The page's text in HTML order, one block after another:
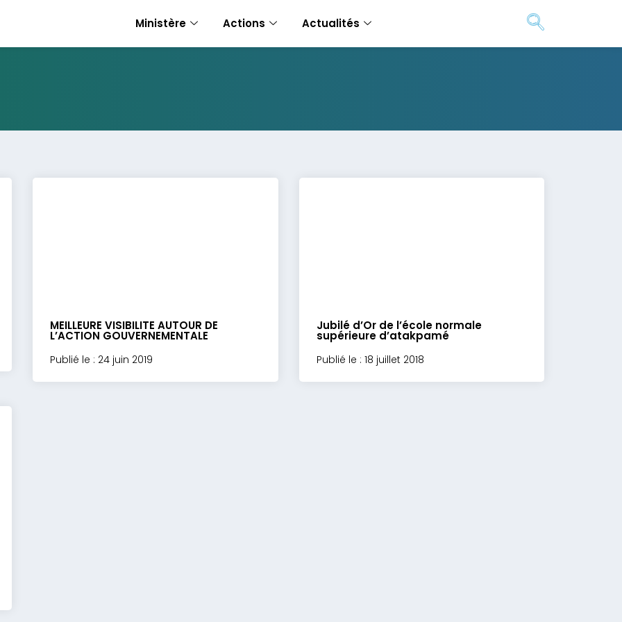
Ministère Actions Actualités
MEILLEURE VISIBILITE AUTOUR DE
L’ACTION GOUVERNEMENTALE
Publié le : 24 juin 2019
Jubilé d’Or de l’école normale
supérieure d’atakpamé
Publié le : 18 juillet 2018